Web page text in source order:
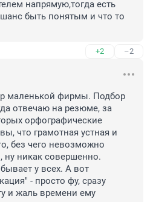
напрямую,тогда есть
быть понятым и что то
+2 –2
маленькой фирмы. Подбор
отвечаю на резюме, за
орфографические
что грамотная устная и
без чего невозможно
ну никак совершенно.
у всех. А вот
- просто фу, сразу
и жаль времени ему